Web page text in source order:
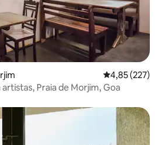
4,85 de uma
4,85 (227)
Praia de Morjim, Goa